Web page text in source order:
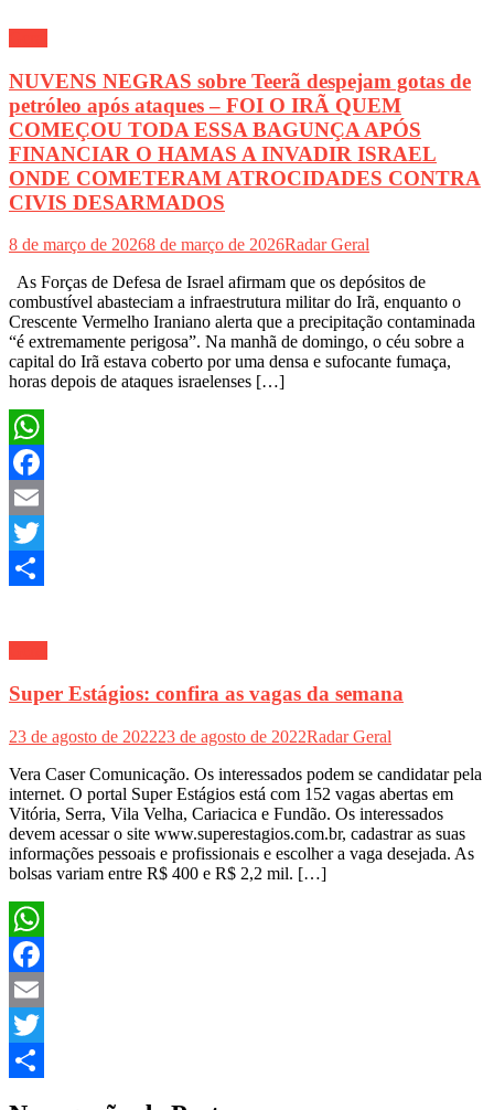
NUVENS NEGRAS sobre Teerã despejam gotas de
petróleo após ataques – FOI O IRÃ QUEM
COMEÇOU TODA ESSA BAGUNÇA APÓS
FINANCIAR O HAMAS A INVADIR ISRAEL
ONDE COMETERAM ATROCIDADES CONTRA
CIVIS DESARMADOS
8 de março de 20268 de março de 2026Radar Geral
As Forças de Defesa de Israel afirmam que os depósitos de
combustível abasteciam a infraestrutura militar do Irã, enquanto o
Crescente Vermelho Iraniano alerta que a precipitação contaminada
“é extremamente perigosa”. Na manhã de domingo, o céu sobre a
capital do Irã estava coberto por uma densa e sufocante fumaça,
horas depois de ataques israelenses […]
WhatsApp
Facebook
Email
Twitter
Super Estágios: confira as vagas da semana
23 de agosto de 202223 de agosto de 2022Radar Geral
Vera Caser Comunicação. Os interessados podem se candidatar pela
internet. O portal Super Estágios está com 152 vagas abertas em
Vitória, Serra, Vila Velha, Cariacica e Fundão. Os interessados
devem acessar o site www.superestagios.com.br, cadastrar as suas
informações pessoais e profissionais e escolher a vaga desejada. As
bolsas variam entre R$ 400 e R$ 2,2 mil. […]
WhatsApp
Facebook
Email
Twitter